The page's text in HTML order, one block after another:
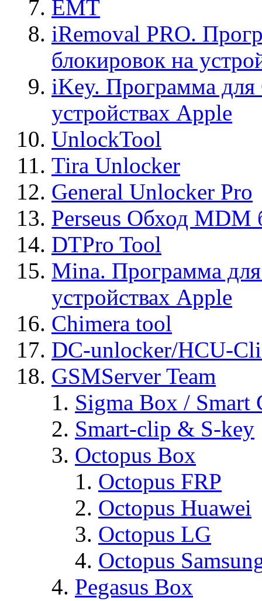
EMT
iRemoval PRO.
блокировок на
iKey. Программа для
устройствах Apple
UnlockTool
Tira Unlocker
General Unlocker Pro
Perseus Обход MDM
DTPro Tool
Mina. Программа
устройствах Apple
Chimera tool
DC-unlocker/HCU-
GSMServer Team
Sigma Box / Smart
Smart-clip & S-key
Octopus Box
Octopus FRP
Octopus Huawei
Octopus LG
Octopus
Pegasus Box